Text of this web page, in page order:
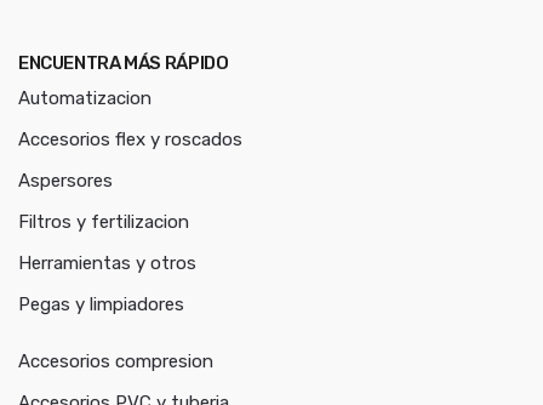
ENCUENTRA MÁS RÁPIDO
Automatizacion
Accesorios flex y roscados
Aspersores
Filtros y fertilizacion
Herramientas y otros
Pegas y limpiadores
Accesorios compresion